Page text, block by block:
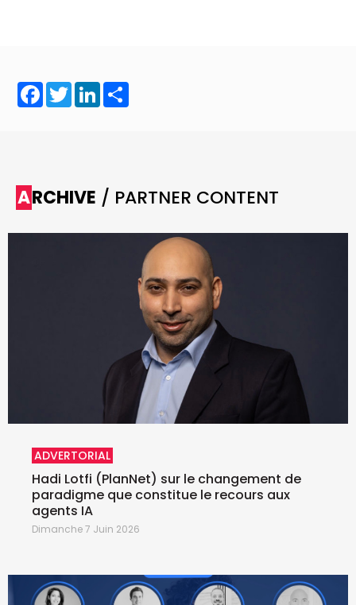
Facebook
TwitterLinkedIn
ARCHIVE / PARTNER CONTENT
ADVERTORIAL
Hadi Lotfi (PlanNet) sur le changement de
paradigme que constitue le recours aux
agents IA
Dimanche 7 Juin 2026